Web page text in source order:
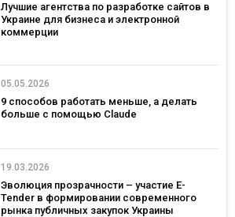
Лучшие агентства по разработке сайтов в
Украине для бизнеса и электронной
коммерции
05.05.2026
9 способов работать меньше, а делать
больше с помощью Claude
19.03.2026
Эволюция прозрачности – участие E-
Tender в формировании современного
рынка публичных закупок Украины